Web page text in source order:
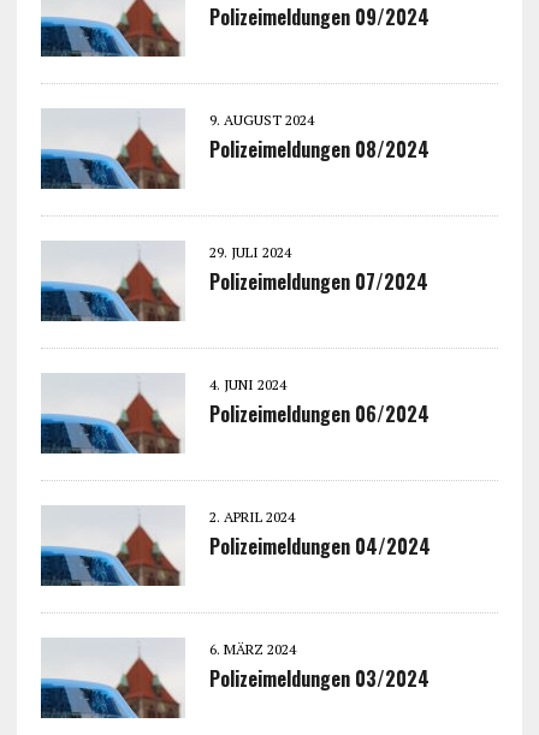
Polizeimeldungen 09/2024
9. AUGUST 2024
Polizeimeldungen 08/2024
29. JULI 2024
Polizeimeldungen 07/2024
4. JUNI 2024
Polizeimeldungen 06/2024
2. APRIL 2024
Polizeimeldungen 04/2024
6. MÄRZ 2024
Polizeimeldungen 03/2024